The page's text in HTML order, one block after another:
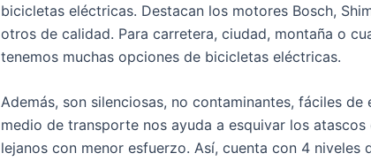
bicicletas eléctricas. Destacan los motores Bosch,
otros de calidad. Para carretera, ciudad, montaña o
tenemos muchas opciones de bicicletas eléctricas.
Además, son silenciosas, no contaminantes, fáciles
medio de transporte nos ayuda a esquivar los
lejanos con menor esfuerzo. Así, cuenta con 4